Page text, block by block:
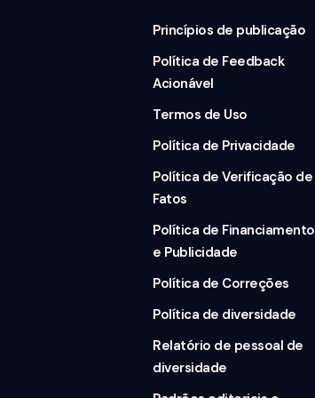
Princípios de publicação
Política de Feedback
Acionável
Termos de Uso
Política de Privacidade
Política de Verificação de
Fatos
Política de Financiamento
e Publicidade
Política de Correções
Política de diversidade
Relatório de pessoal de
diversidade